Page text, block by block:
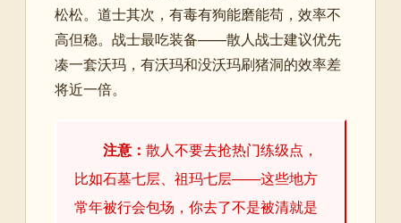
松松。道士其次，有毒有狗能磨能苟，效率不
高但稳。战士最吃装备——散人战士建议优先
凑一套沃玛，有沃玛和没沃玛刷猪洞的效率差
将近一倍。
注意： 散人不要去抢热门练级点，
比如石墓七层、祖玛七层——这些地方
常年被行会包场，你去了不是被清就是